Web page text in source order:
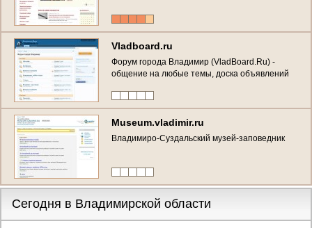
Vladboard.ru
Форум города Владимир (VladBoard.Ru) -
общение на любые темы, доска объявлений
Museum.vladimir.ru
Владимиро-Суздальский музей-заповедник
Сегодня в Владимирской области